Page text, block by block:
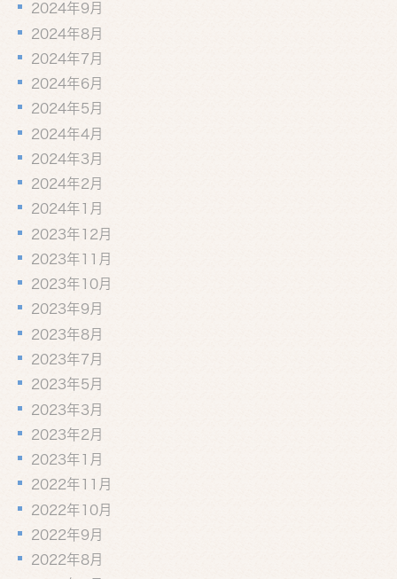
2024年9月
2024年8月
2024年7月
2024年6月
2024年5月
2024年4月
2024年3月
2024年2月
2024年1月
2023年12月
2023年11月
2023年10月
2023年9月
2023年8月
2023年7月
2023年5月
2023年3月
2023年2月
2023年1月
2022年11月
2022年10月
2022年9月
2022年8月